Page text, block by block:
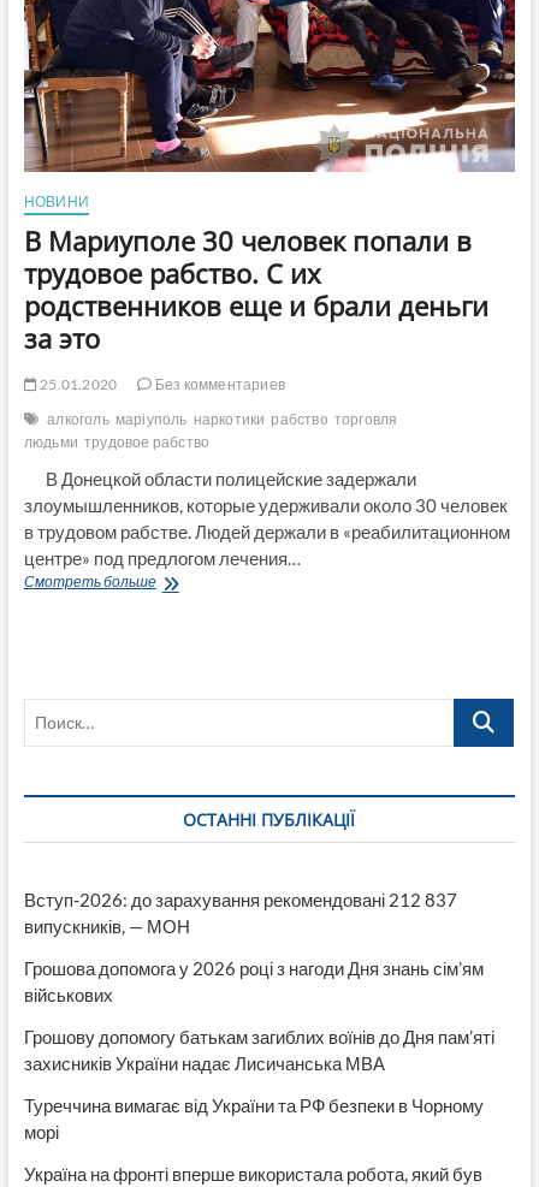
сеть
проституток
НОВИНИ
В Мариуполе 30 человек попали в
трудовое рабство. С их
родственников еще и брали деньги
за это
25.01.2020
Без комментариев
алкоголь маріуполь наркотики рабство торговля
людьми трудовое рабство
В Донецкой области полицейские задержали
злоумышленников, которые удерживали около 30 человек
в трудовом рабстве. Людей держали в «реабилитационном
центре» под предлогом лечения…
Смотреть большеВ
родственников
еще
и
за
это
Поиск…
ОСТАННІ ПУБЛІКАЦІЇ
Вступ-2026: до зарахування рекомендовані 212 837
випускників, — МОН
Грошова допомога у 2026 році з нагоди Дня знань сім’ям
військових
Грошову допомогу батькам загиблих воїнів до Дня пам’яті
захисників України надає Лисичанська МВА
Туреччина вимагає від України та РФ безпеки в Чорному
морі
Україна на фронті вперше використала робота, який був